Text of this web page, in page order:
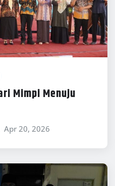
Mimpi Menuju
Apr 20, 2026